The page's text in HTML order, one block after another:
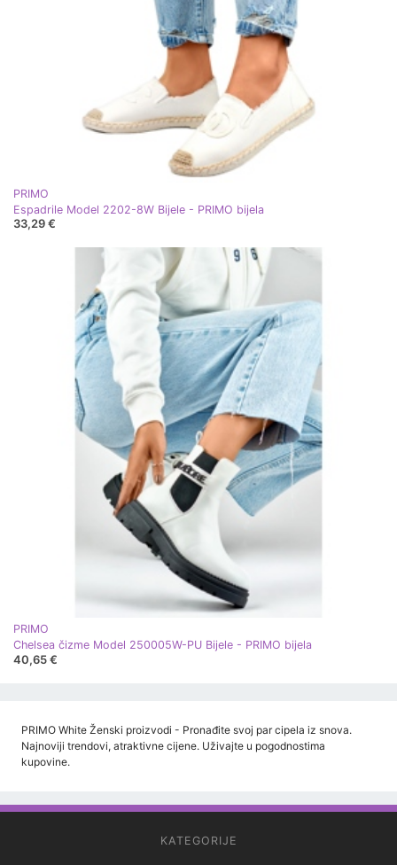
PRIMO
Espadrile Model 2202-8W Bijele - PRIMO bijela
33,29 €
PRIMO
Chelsea čizme Model 250005W-PU Bijele - PRIMO bijela
40,65 €
PRIMO White Ženski proizvodi - Pronađite svoj par cipela iz snova.
Najnoviji trendovi, atraktivne cijene. Uživajte u pogodnostima
kupovine.
KATEGORIJE